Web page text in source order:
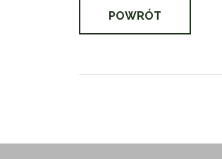
POWRÓT